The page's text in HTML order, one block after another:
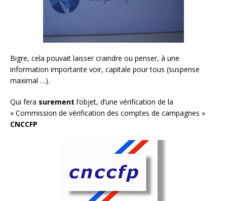
Bigre, cela pouvait laisser craindre ou penser, à une
information importante voir, capitale pour tous (suspense
maximal …).
Qui fera surement l’objet, d’une vérification de la
« Commission de vérification des comptes de campagnes »
CNCCFP